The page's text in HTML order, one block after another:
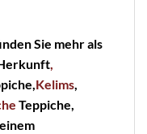
Sie mehr als
,
Kelims,
Teppiche,